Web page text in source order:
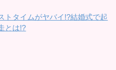
トタイムがヤバイ!?結婚式で起
とは!?